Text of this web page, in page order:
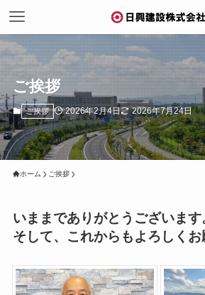
ご挨拶
ご挨拶 2026年2月4日 2026年7月24日
ホーム ご挨拶
いままでありがとうございます
そして、これからもよろしくお